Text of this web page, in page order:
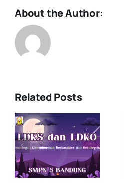
About the Author:
Related Posts𝐀𝐒𝐓𝐑𝐀𝐕𝐄𝐋𝐅𝐈𝐀:
“A Journey
Through the
Stars,
Where
Dreams